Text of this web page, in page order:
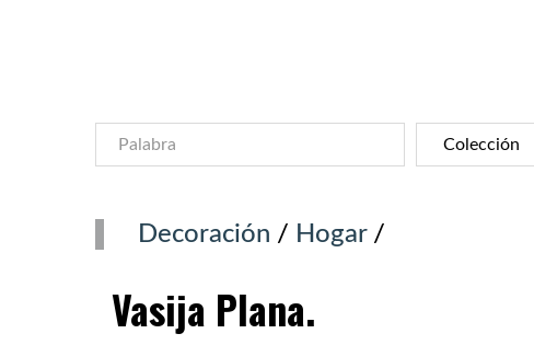
Decoración / Hogar/
Vasija Plana.